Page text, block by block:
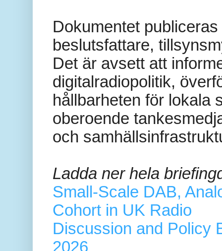
Dokumentet
beslutsfattare,
Det är avsett att
digitalradiopolitik,
hållbarheten för lokala
oberoende
och
Ladda ner hela
Small-Scale DAB,
Cohort in UK Radio
Discussion and Policy
2026